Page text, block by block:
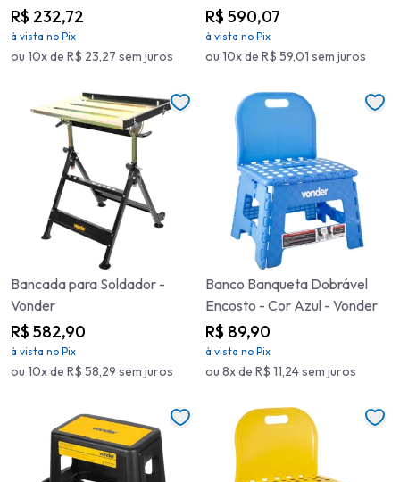
R$ 232,72
à vista no Pix
ou 10x de R$ 23,27 sem juros
R$ 590,07
à vista no Pix
ou 10x de R$ 59,01 sem juros
Bancada para Soldador -
Vonder
R$ 582,90
à vista no Pix
ou 10x de R$ 58,29 sem juros
Banco Banqueta Dobrável
Encosto - Cor Azul - Vonder
R$ 89,90
à vista no Pix
ou 8x de R$ 11,24 sem juros